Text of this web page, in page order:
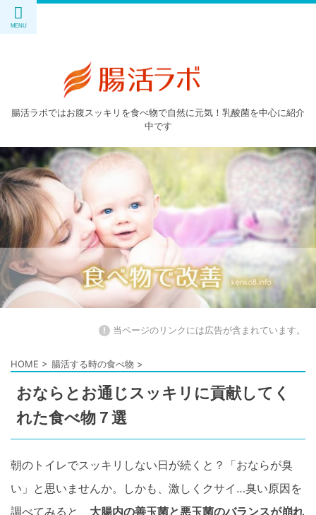
腸活ラボではお腹スッキリを食べ物で自然に元気！乳酸菌を中心に紹介
中です
! 当ページのリンクには広告が含まれています。
HOME > 腸活する時の食べ物 >
おならとお通じスッキリに貢献してく
れた食べ物７選
朝のトイレでスッキリしない日が続くと？「おならが臭
い」と思いませんか。しかも、激しくクサイ…臭い原因を
調べてみると、 大腸内の善玉菌と悪玉菌のバランスが崩れ